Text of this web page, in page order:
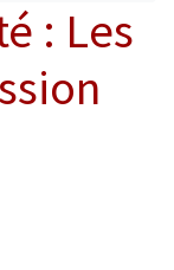
: Les